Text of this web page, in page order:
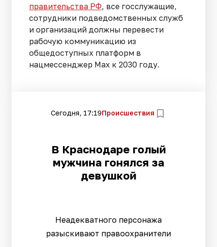
правительства РФ, все госслужащие,
сотрудники подведомственных служб
и организаций должны перевести
рабочую коммуникацию из
общедоступных платформ в
нацмессенджер Max к 2030 году.
Сегодня, 17:19Происшествия
В Краснодаре голый
мужчина гонялся за
девушкой
Неадекватного персонажа
разыскивают правоохранители